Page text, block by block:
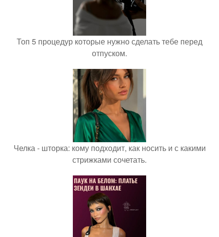
Топ 5 процедур которые нужно сделать тебе перед
отпуском.
Челка - шторка: кому подходит, как носить и с какими
стрижками сочетать.